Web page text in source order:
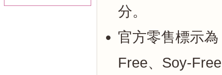
分。
官方零售標示
Free、Soy-